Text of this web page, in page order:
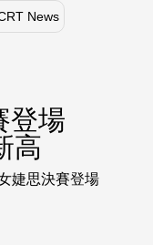
News
登場
高
婕思決賽登場